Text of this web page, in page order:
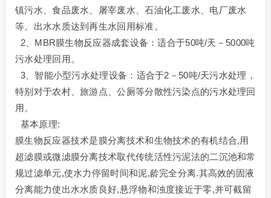
镇污水、食品废水、屠宰废水、石油化工废水、电厂废水
等。出水水质达到再生水回用标准。
2、MBR膜生物反应器成套设备：适合于50吨/天－5000吨
污水处理回用。
3、智能小型污水处理设备：适合于2－50吨/天污水处理，
特别对于农村、旅游点、公厕等分散性污染点的污水处理回
用。
基本原理:
膜生物反应器技术是膜分离技术和生物技术的有机结合,用
超滤膜或微滤膜分离技术取代传统活性污泥法的二沉池和常
规过滤单元,使水力停留时间和泥,龄完全分离.其高效的固液
分离能力使出水水质良好,悬浮物和浊度接近于零,并可截留